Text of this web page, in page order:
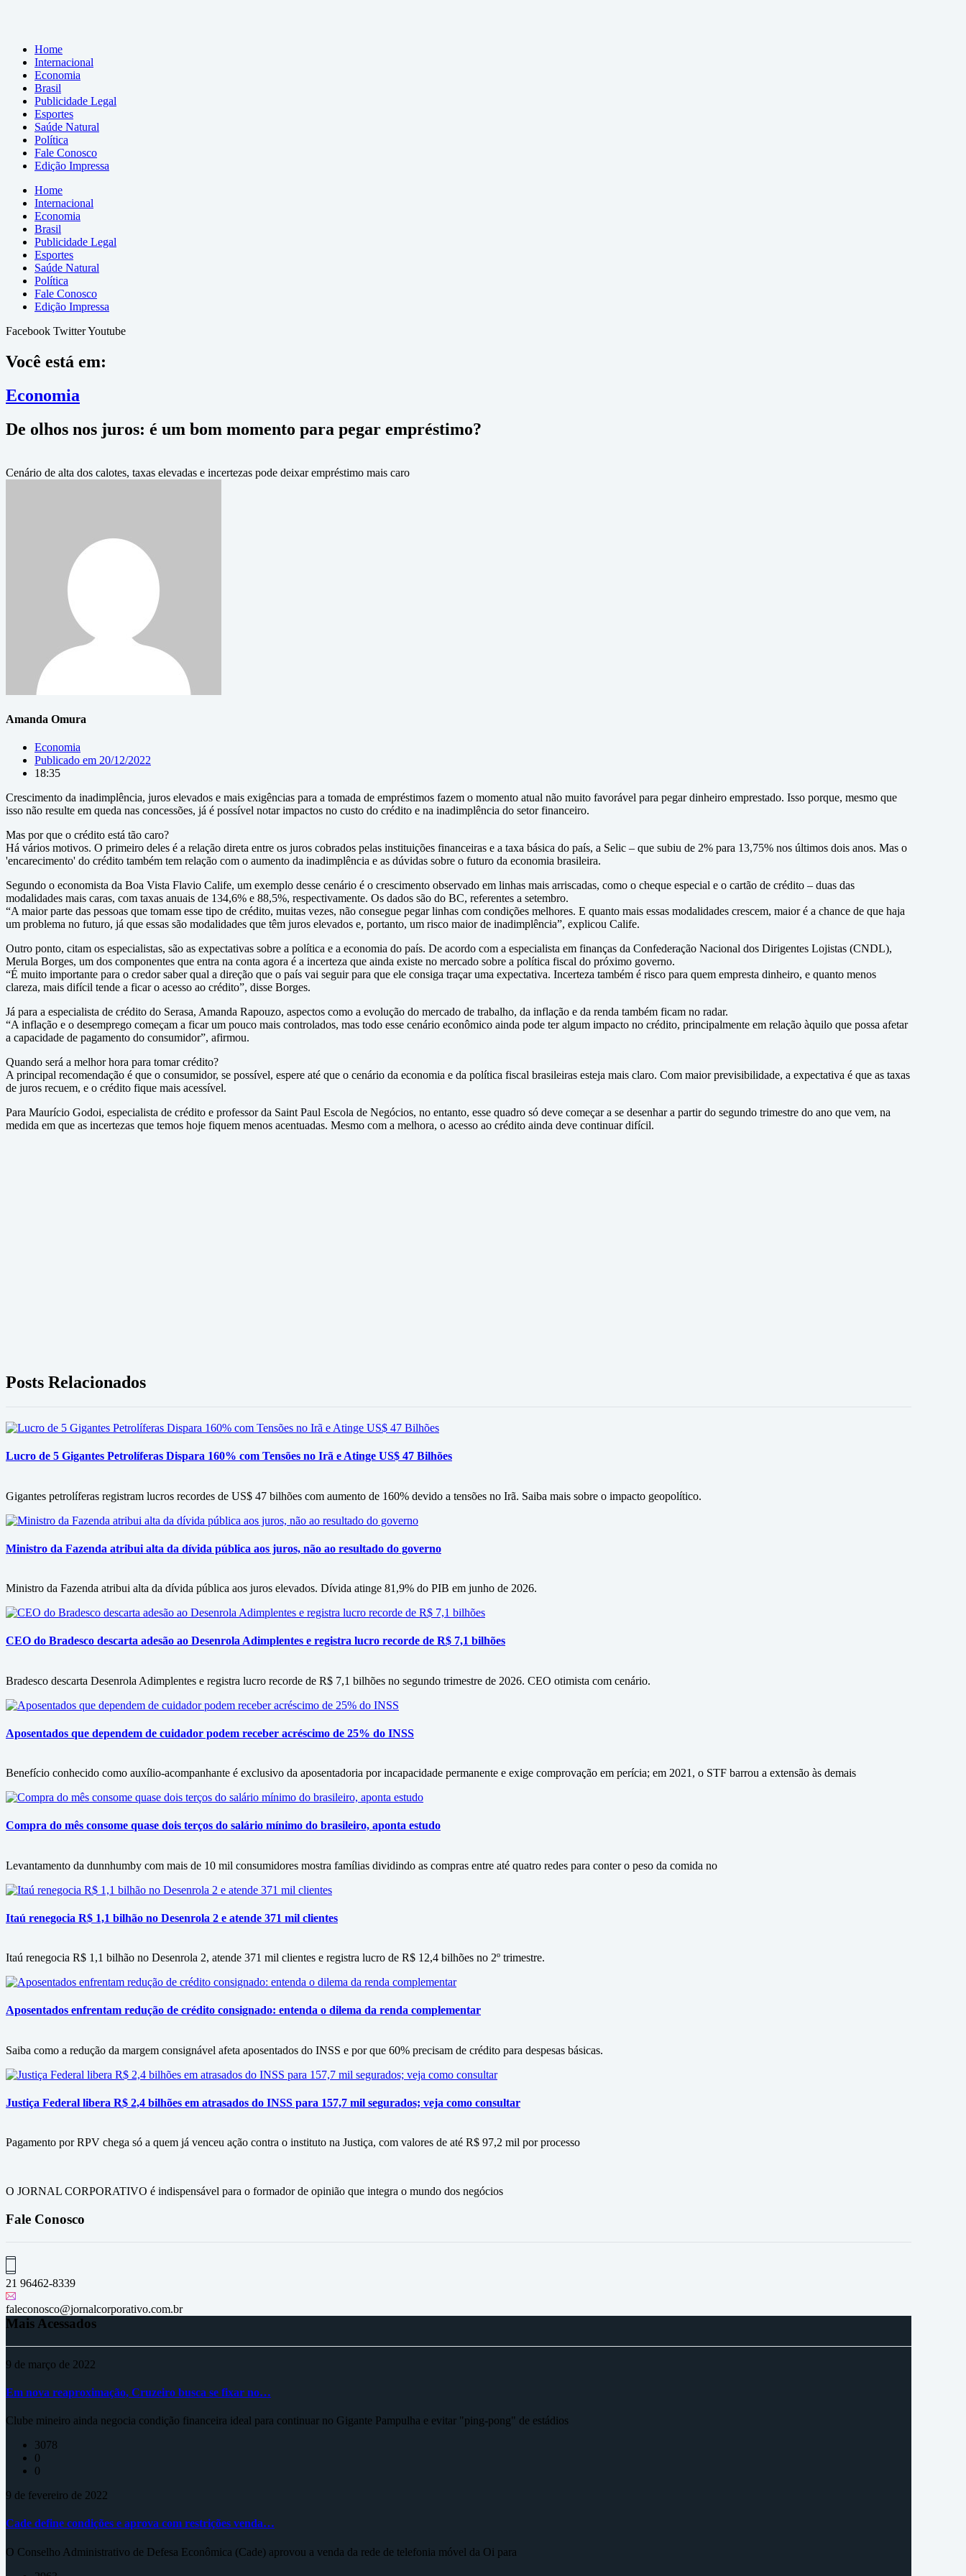
Home
Internacional
Economia
Brasil
Publicidade Legal
Esportes
Saúde Natural
Política
Fale Conosco
Edição Impressa
Home
Internacional
Economia
Brasil
Publicidade Legal
Esportes
Saúde Natural
Política
Fale Conosco
Edição Impressa
Facebook TwitterYoutube
Você está em:
Economia
De olhos nos juros: é um bom momento para pegar empréstimo?
Cenário de alta dos calotes, taxas elevadas e incertezas pode deixar empréstimo mais caro
Amanda Omura
Economia
Publicado em 20/12/2022
18:35
Crescimento da inadimplência, juros elevados e mais exigências para a tomada de empréstimos fazem o momento atual não muito favorável para pegar dinheiro emprestado. Isso porque, mesmo que
isso não resulte em queda nas concessões, já é possível notar impactos no custo do crédito e na inadimplência do setor financeiro.
Mas por que o crédito está tão caro?
Há vários motivos. O primeiro deles é a relação direta entre os juros cobrados pelas instituições financeiras e a taxa básica do país, a Selic – que subiu de 2% para 13,75% nos últimos dois anos. Mas o
'encarecimento' do crédito também tem relação com o aumento da inadimplência e as dúvidas sobre o futuro da economia brasileira.
Segundo o economista da Boa Vista Flavio Calife, um exemplo desse cenário é o crescimento observado em linhas mais arriscadas, como o cheque especial e o cartão de crédito – duas das
modalidades mais caras, com taxas anuais de 134,6% e 88,5%, respectivamente. Os dados são do BC, referentes a setembro.
“A maior parte das pessoas que tomam esse tipo de crédito, muitas vezes, não consegue pegar linhas com condições melhores. E quanto mais essas modalidades crescem, maior é a chance de que haja
um problema no futuro, já que essas são modalidades que têm juros elevados e, portanto, um risco maior de inadimplência”, explicou Calife.
Outro ponto, citam os especialistas, são as expectativas sobre a política e a economia do país. De acordo com a especialista em finanças da Confederação Nacional dos Dirigentes Lojistas (CNDL),
Merula Borges, um dos componentes que entra na conta agora é a incerteza que ainda existe no mercado sobre a política fiscal do próximo governo.
“É muito importante para o credor saber qual a direção que o país vai seguir para que ele consiga traçar uma expectativa. Incerteza também é risco para quem empresta dinheiro, e quanto menos
clareza, mais difícil tende a ficar o acesso ao crédito”, disse Borges.
Já para a especialista de crédito do Serasa, Amanda Rapouzo, aspectos como a evolução do mercado de trabalho, da inflação e da renda também ficam no radar.
“A inflação e o desemprego começam a ficar um pouco mais controlados, mas todo esse cenário econômico ainda pode ter algum impacto no crédito, principalmente em relação àquilo que possa afetar
a capacidade de pagamento do consumidor”, afirmou.
Quando será a melhor hora para tomar crédito?
A principal recomendação é que o consumidor, se possível, espere até que o cenário da economia e da política fiscal brasileiras esteja mais claro. Com maior previsibilidade, a expectativa é que as taxas
de juros recuem, e o crédito fique mais acessível.
Para Maurício Godoi, especialista de crédito e professor da Saint Paul Escola de Negócios, no entanto, esse quadro só deve começar a se desenhar a partir do segundo trimestre do ano que vem, na
medida em que as incertezas que temos hoje fiquem menos acentuadas. Mesmo com a melhora, o acesso ao crédito ainda deve continuar difícil.
Posts Relacionados
Lucro de 5 Gigantes Petrolíferas Dispara 160% com Tensões no Irã e Atinge US$ 47 Bilhões
Gigantes petrolíferas registram lucros recordes de US$ 47 bilhões com aumento de 160% devido a tensões no Irã. Saiba mais sobre o impacto geopolítico.
Ministro da Fazenda atribui alta da dívida pública aos juros, não ao resultado do governo
Ministro da Fazenda atribui alta da dívida pública aos juros elevados. Dívida atinge 81,9% do PIB em junho de 2026.
CEO do Bradesco descarta adesão ao Desenrola Adimplentes e registra lucro recorde de R$ 7,1 bilhões
Bradesco descarta Desenrola Adimplentes e registra lucro recorde de R$ 7,1 bilhões no segundo trimestre de 2026. CEO otimista com cenário.
Aposentados que dependem de cuidador podem receber acréscimo de 25% do INSS
Benefício conhecido como auxílio-acompanhante é exclusivo da aposentadoria por incapacidade permanente e exige comprovação em perícia; em 2021, o STF barrou a extensão às demais
Compra do mês consome quase dois terços do salário mínimo do brasileiro, aponta estudo
Levantamento da dunnhumby com mais de 10 mil consumidores mostra famílias dividindo as compras entre até quatro redes para conter o peso da comida no
Itaú renegocia R$ 1,1 bilhão no Desenrola 2 e atende 371 mil clientes
Itaú renegocia R$ 1,1 bilhão no Desenrola 2, atende 371 mil clientes e registra lucro de R$ 12,4 bilhões no 2º trimestre.
Aposentados enfrentam redução de crédito consignado: entenda o dilema da renda complementar
Saiba como a redução da margem consignável afeta aposentados do INSS e por que 60% precisam de crédito para despesas básicas.
Justiça Federal libera R$ 2,4 bilhões em atrasados do INSS para 157,7 mil segurados; veja como consultar
Pagamento por RPV chega só a quem já venceu ação contra o instituto na Justiça, com valores de até R$ 97,2 mil por processo
O JORNAL CORPORATIVO é indispensável para o formador de opinião que integra o mundo dos negócios
Fale Conosco
21 96462-8339
faleconosco@jornalcorporativo.com.br
Mais Acessados
9 de março de 2022
Em nova reaproximação, Cruzeiro busca se fixar no…
Clube mineiro ainda negocia condição financeira ideal para continuar no Gigante Pampulha e evitar "ping-pong" de estádios
3078
0
0
9 de fevereiro de 2022
Cade define condições e aprova com restrições venda…
O Conselho Administrativo de Defesa Econômica (Cade) aprovou a venda da rede de telefonia móvel da Oi para